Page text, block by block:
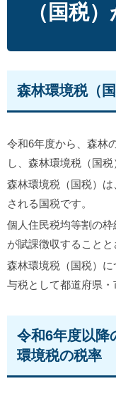
（国税
森林環境税（
令和6年度から、森林
し、森林環境税（国税
森林環境税（国税）
される国税です。
個人住民税均等割の
が賦課徴収することと
森林環境税（国税）
与税として都道府県・
令和6年度以降
環境税の税率